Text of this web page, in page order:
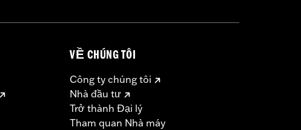
VỀ CHÚNG TÔI
Công ty chúng tôi
Nhà đầu tư
Trở thành Đại lý
Tham quan Nhà máy